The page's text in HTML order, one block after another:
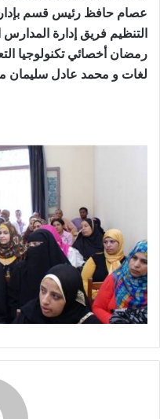
عصام حافظ رئيس قسم
التنظيم فريق إدارة
رمضان أخصائي تكنولوجيا
لغات و محمد عادل سليمان